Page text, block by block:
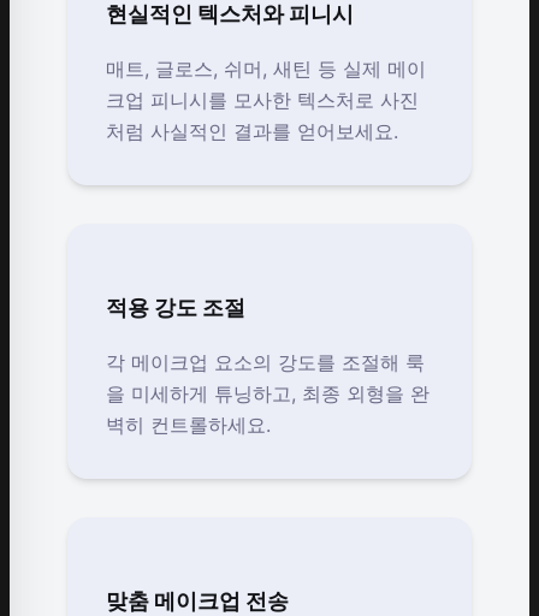
현실적인 텍스처와 피니시
매트, 글로스, 쉬머, 새틴 등 실제 메이
크업 피니시를 모사한 텍스처로 사진
처럼 사실적인 결과를 얻어보세요.
적용 강도 조절
각 메이크업 요소의 강도를 조절해 룩
을 미세하게 튜닝하고, 최종 외형을 완
벽히 컨트롤하세요.
맞춤 메이크업 전송